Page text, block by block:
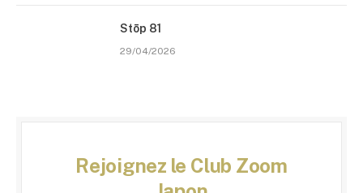
Stōp 81
29/04/2026
Rejoignez le Club Zoom